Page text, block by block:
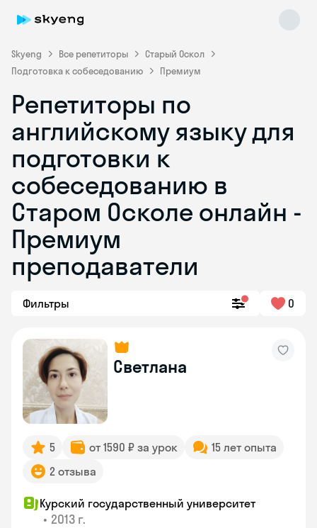
Skyeng Все репетиторы
Старый Оскол
Подготовка к собеседованию
Премиум
Репетиторы по
английскому языку для
подготовки к
собеседованию в
Старом Осколе онлайн -
Премиум
преподаватели
Фильтры 0
Светлана
5 от 1590 ₽ за урок
15 лет опыта
2 отзыва
Курский государственный университет
• 2013 г.
Skyeng Chat